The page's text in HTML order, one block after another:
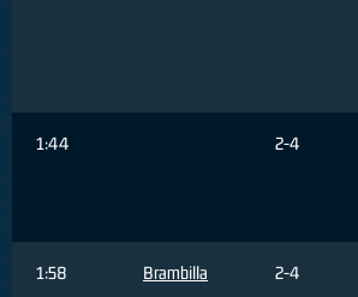
1:44 2-4
1:58
Brambilla
2-4